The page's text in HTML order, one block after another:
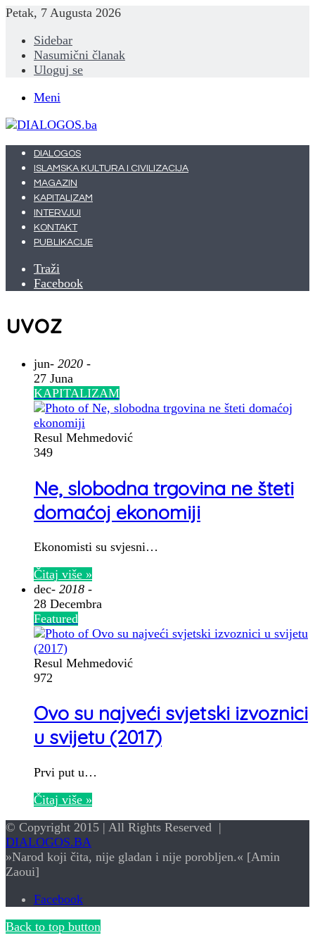
Petak, 7 Augusta 2026
Sidebar
Nasumični članak
Uloguj se
Meni
DIALOGOS
ISLAMSKA KULTURA I CIVILIZACIJA
MAGAZIN
KAPITALIZAM
INTERVJUI
KONTAKT
PUBLIKACIJE
Traži
Facebook
uvoz
jun- 2020 -
27 Juna
KAPITALIZAM
Resul Mehmedović
349
Ne, slobodna trgovina ne šteti
domaćoj ekonomiji
Ekonomisti su svjesni…
Čitaj više »
dec- 2018 -
28 Decembra
Featured
Resul Mehmedović
972
Ovo su najveći svjetski izvoznici
u svijetu (2017)
Prvi put u…
Čitaj više »
© Copyright 2015 | All Rights Reserved |
DIALOGOS.BA
»Narod koji čita, nije gladan i nije porobljen.« [Amin
Zaoui]
Facebook
Back to top button